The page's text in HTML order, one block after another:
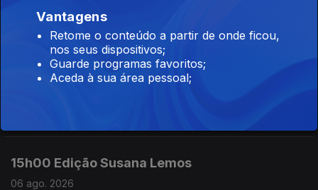
16h00 Edição Cristina Magalhães
15h00 Edição Susana Lemos
06 ago. 2026
Vantagens
Retome o conteúdo a partir de onde ficou,
nos seus dispositivos;
Guarde programas favoritos;
Aceda à sua área pessoal;